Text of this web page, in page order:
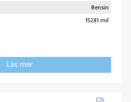
Bensin
15281 mil
Läs mer